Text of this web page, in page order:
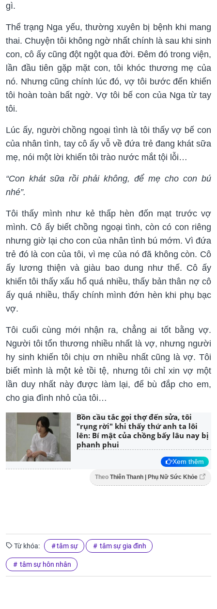
gì.
Thể trạng Nga yếu, thường xuyên bị bệnh khi mang
thai. Chuyện tôi không ngờ nhất chính là sau khi sinh
con, cô ấy cũng đột ngột qua đời. Đêm đó trong viện,
lần đầu tiên gặp mặt con, tôi khóc thương mẹ của
nó. Nhưng cũng chính lúc đó, vợ tôi bước đến khiến
tôi hoàn toàn bất ngờ. Vợ tôi bế con của Nga từ tay
tôi.
Lúc ấy, người chồng ngoại tình là tôi thấy vợ bế con
của nhân tình, tay cô ấy vỗ về đứa trẻ đang khát sữa
mẹ, nói một lời khiến tôi trào nước mắt tội lỗi…
“Con khát sữa rồi phải không, để mẹ cho con bú
nhé”.
Tôi thấy mình như kẻ thấp hèn đốn mạt trước vợ
mình. Cô ấy biết chồng ngoại tình, còn có con riêng
nhưng giờ lại cho con của nhân tình bú mớm. Vì đứa
trẻ đó là con của tôi, vì mẹ của nó đã không còn. Cô
ấy lương thiện và giàu bao dung như thế. Cô ấy
khiến tôi thấy xấu hổ quá nhiều, thấy bản thân nợ cô
ấy quá nhiều, thấy chính mình đớn hèn khi phụ bạc
vợ.
Tôi cuối cùng mới nhận ra, chẳng ai tốt bằng vợ.
Người tôi tổn thương nhiều nhất là vợ, nhưng người
hy sinh khiến tôi chịu ơn nhiều nhất cũng là vợ. Tôi
biết mình là một kẻ tồi tệ, nhưng tôi chỉ xin vợ một
lần duy nhất này được làm lại, để bù đắp cho em,
cho gia đình nhỏ của tôi…
Bồn cầu tắc gọi thợ đến sửa, tôi
"rụng rời" khi thấy thứ anh ta lôi
lên: Bí mật của chồng bấy lâu nay bị
phanh phui
Xem thêm
Theo Thiên Thanh | Phụ Nữ Sức Khỏe
Từ khóa: tâm sự tâm sự gia đình
tâm sự hôn nhân